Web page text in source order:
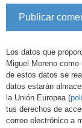
Los datos que
Miguel Moreno
de estos datos se
datos estarán
la Unión Europea (
tus derechos de
correo electrónico a